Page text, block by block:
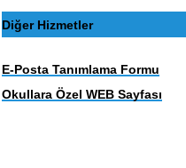
Diğer Hizmetler
E-Posta Tanımlama Formu
Okullara Özel WEB Sayfası